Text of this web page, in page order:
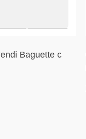
Baguette с